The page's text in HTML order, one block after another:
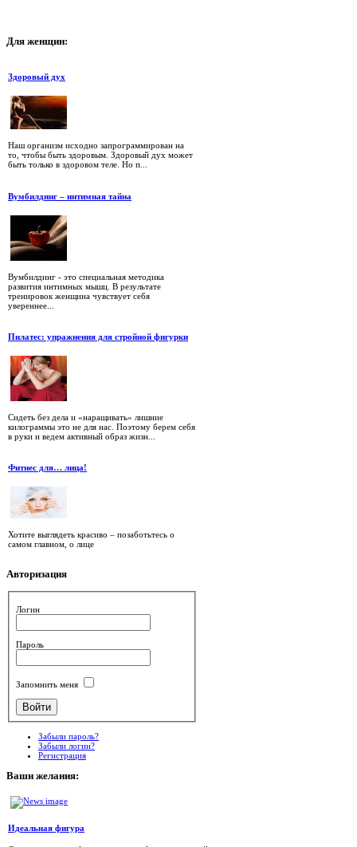
Для женщин:
Здоровый дух
Наш организм исходно запрограммирован на
то, чтобы быть здоровым. Здоровый дух может
быть только в здоровом теле. Но п...
Вумбилдинг – интимная тайна
Вумбилдинг - это специальная методика
развития интимных мышц. В результате
тренировок женщина чувствует себя
увереннее...
Пилатес: упражнения для стройной фигурки
Сидеть без дела и «наращивать» лишние
килограммы это не для нас. Поэтому берем себя
в руки и ведем активный образ жизн...
Фитнес для… лица!
Хотите выглядеть красиво – позаботьтесь о
самом главном, о лице
Авторизация
Логин
Пароль
Запомнить меня
Забыли пароль?
Забыли логин?
Регистрация
Ваши желания:
Идеальная фигура